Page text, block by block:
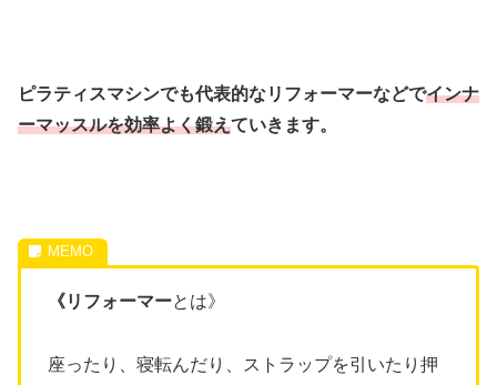
ピラティスマシンでも代表的なリフォーマーなどでインナ
ーマッスルを効率よく鍛えていきます。
《リフォーマーとは》
座ったり、寝転んだり、ストラップを引いたり押